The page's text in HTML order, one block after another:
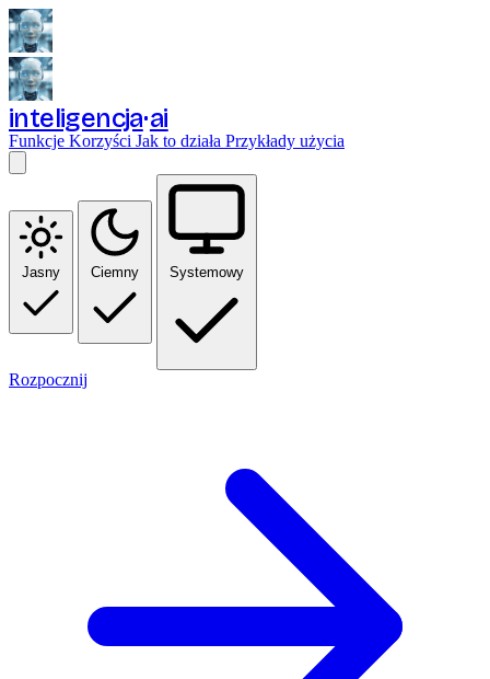
inteligencja ai
Funkcje Korzyści Jak to działa Przykłady użycia
Jasny Ciemny Systemowy
Rozpocznij